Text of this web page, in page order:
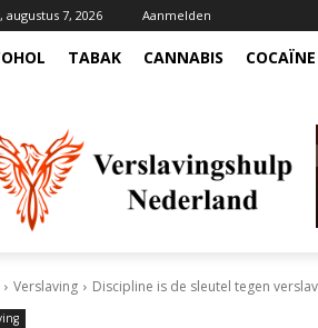
augustus 7, 2026 Aanmelden
TABAK CANNABIS COCAÏNE
Verslaving Discipline is de sleutel tegen